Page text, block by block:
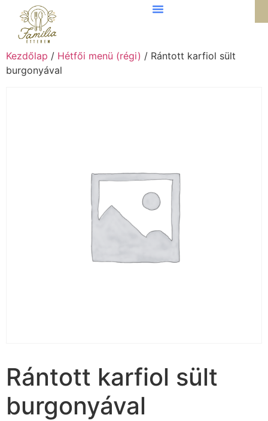
Kezdőlap / Hétfői menü (régi) / Rántott karfiol sült
burgonyával
Rántott karfiol sült
burgonyával